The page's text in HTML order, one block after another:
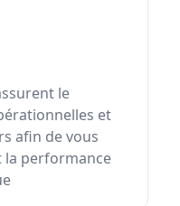
le
et
afin de vous
performance